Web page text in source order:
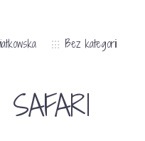
Bez kategorii